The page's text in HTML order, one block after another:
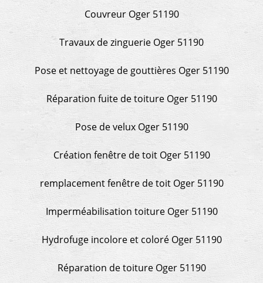
Couvreur Oger 51190
Travaux de zinguerie Oger 51190
Pose et nettoyage de gouttières Oger 51190
Réparation fuite de toiture Oger 51190
Pose de velux Oger 51190
Création fenêtre de toit Oger 51190
remplacement fenêtre de toit Oger 51190
Imperméabilisation toiture Oger 51190
Hydrofuge incolore et coloré Oger 51190
Réparation de toiture Oger 51190